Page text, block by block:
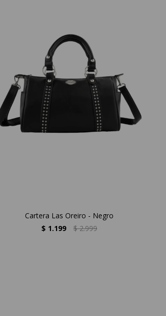
Cartera Las Oreiro - Negro
$ 1.199 $ 2.999